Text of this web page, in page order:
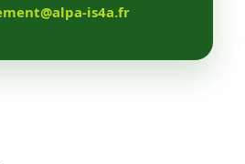
is4a.fr